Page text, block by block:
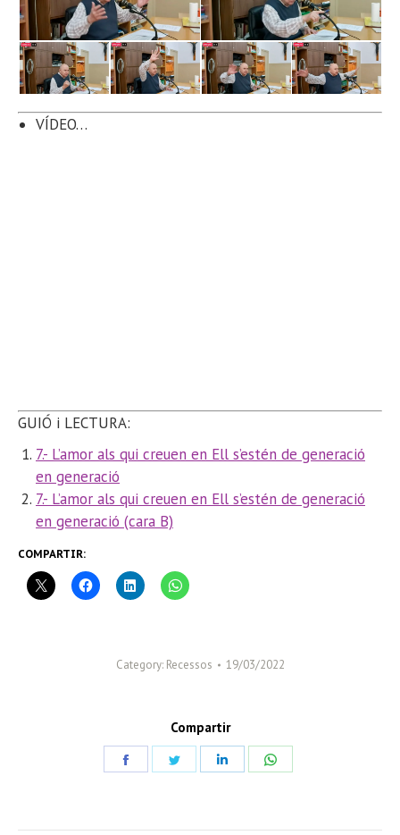
VÍDEO…
GUIÓ i LECTURA:
7.- L’amor als qui creuen en Ell s’estén de generació
en generació
7.- L’amor als qui creuen en Ell s’estén de generació
en generació (cara B)
COMPARTIR:
Category: Recessos 19/03/2022
Compartir